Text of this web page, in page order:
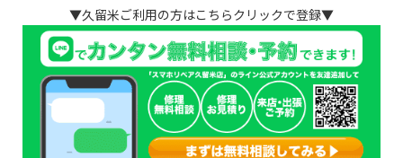
▼久留米ご利用の方はこちらクリックで登録▼